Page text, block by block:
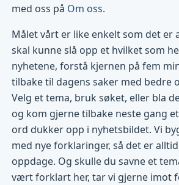
med oss på Om oss.
Målet vårt er like enkelt som det er
skal kunne slå opp et hvilket som
nyhetene, forstå kjernen på fem
tilbake til dagens saker med bedre
Velg et tema, bruk søket, eller bla
og kom gjerne tilbake neste gang
ord dukker opp i nyhetsbildet. Vi
med nye forklaringer, så det er
oppdage. Og skulle du savne et
vært forklart her, tar vi gjerne imot